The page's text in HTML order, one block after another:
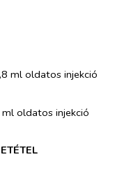
ml oldatos injekció
oldatos injekció